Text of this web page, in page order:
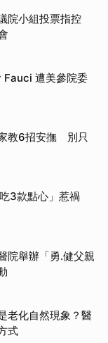
院小組投票指控
遭美參院委
教6招安撫 別只
3款點心」惹禍
院舉辦「勇.健父親
老化自然現象？醫
式